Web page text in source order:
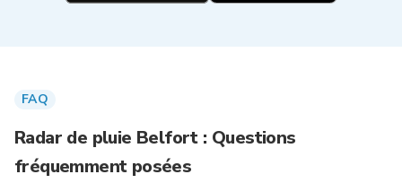
FAQ
Radar de pluie Belfort : Questions
fréquemment posées